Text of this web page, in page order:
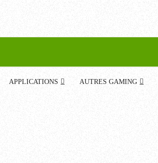
APPLICATIONS AUTRES GAMING